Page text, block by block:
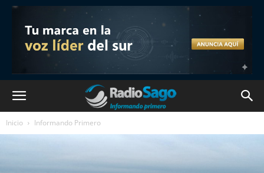
Inicio Informando Primero